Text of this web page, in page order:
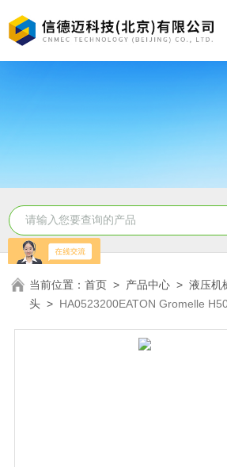
当前位置：首页 > 产品中心 >液压机
头 > HA0523200EATON Gromelle